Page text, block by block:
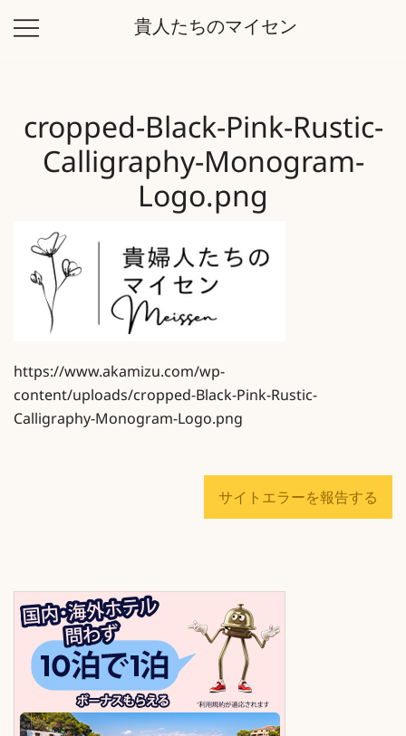
貴人たちのマイセン
cropped-Black-Pink-Rustic-
Calligraphy-Monogram-
Logo.png
https://www.akamizu.com/wp-
content/uploads/cropped-Black-Pink-Rustic-
Calligraphy-Monogram-Logo.png
サイトエラーを報告する